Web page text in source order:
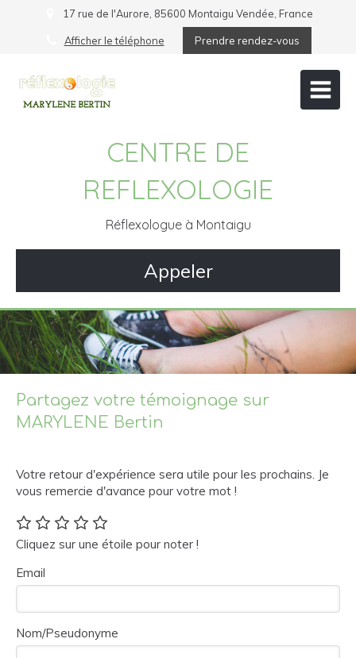
17 rue de l'Aurore, 85600 Montaigu Vendée, France
Afficher le téléphone Prendre rendez-vous
CENTRE DE
REFLEXOLOGIE
Réflexologue à Montaigu
Appeler
Partagez votre témoignage sur
MARYLENE Bertin
Votre retour d'expérience sera utile pour les prochains. Je
vous remercie d'avance pour votre mot !
Cliquez sur une étoile pour noter !
Email
Nom/Pseudonyme